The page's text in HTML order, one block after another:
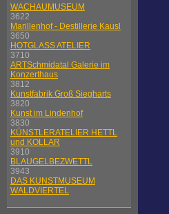
WACHAUMUSEUM
3622
Marillenhof - Destillerie Kausl
3650
HOTGLASS ATELIER
3710
ARTSchmidatal Galerie im
Konzerthaus
3812
Kunstfabrik Groß Siegharts
3820
Kunst im Lindenhof
3830
KÜNSTLERATELIER HETTL
und KOLLAR
3910
BLAUGELBEZWETTL
3943
DAS KUNSTMUSEUM
WALDVIERTEL